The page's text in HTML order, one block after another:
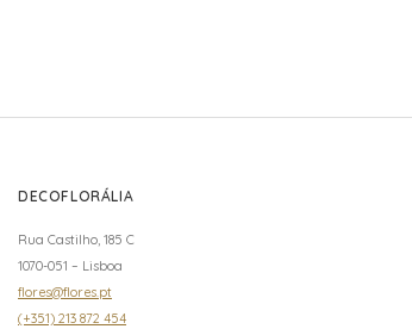
DECOFLORÁLIA
Rua Castilho, 185 C
1070-051 – Lisboa
flores@flores.pt
(+351) 213 872 454